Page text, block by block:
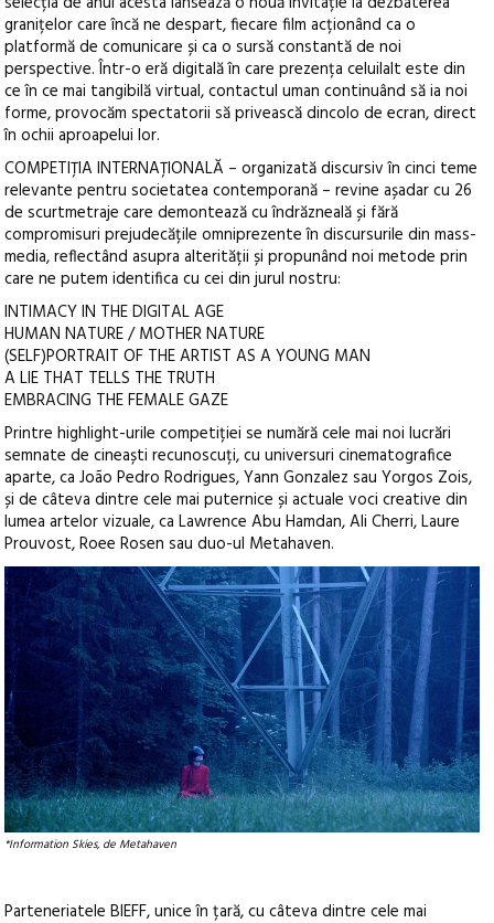
granițelor care încă ne despart, fiecare film acționând ca o
platformă de comunicare și ca o sursă constantă de noi
perspective. Într-o eră digitală în care prezența celuilalt este din
ce în ce mai tangibilă virtual, contactul uman continuând să ia noi
forme, provocăm spectatorii să privească dincolo de ecran, direct
în ochii aproapelui lor.
COMPETIȚIA INTERNAȚIONALĂ – organizată discursiv în cinci teme
relevante pentru societatea contemporană – revine așadar cu 26
de scurtmetraje care demontează cu îndrăzneală și fără
compromisuri prejudecățile omniprezente în discursurile din mass-
media, reflectând asupra alterității și propunând noi metode prin
care ne putem identifica cu cei din jurul nostru:
INTIMACY IN THE DIGITAL AGE
HUMAN NATURE / MOTHER NATURE
(SELF)PORTRAIT OF THE ARTIST AS A YOUNG MAN
A LIE THAT TELLS THE TRUTH
EMBRACING THE FEMALE GAZE
Printre highlight-urile competiției se numără cele mai noi lucrări
semnate de cineaști recunoscuți, cu universuri cinematografice
aparte, ca João Pedro Rodrigues, Yann Gonzalez sau Yorgos Zois,
și de câteva dintre cele mai puternice și actuale voci creative din
lumea artelor vizuale, ca Lawrence Abu Hamdan, Ali Cherri, Laure
Prouvost, Roee Rosen sau duo-ul Metahaven.
*Information Skies, de Metahaven
Parteneriatele BIEFF, unice în țară, cu câteva dintre cele mai